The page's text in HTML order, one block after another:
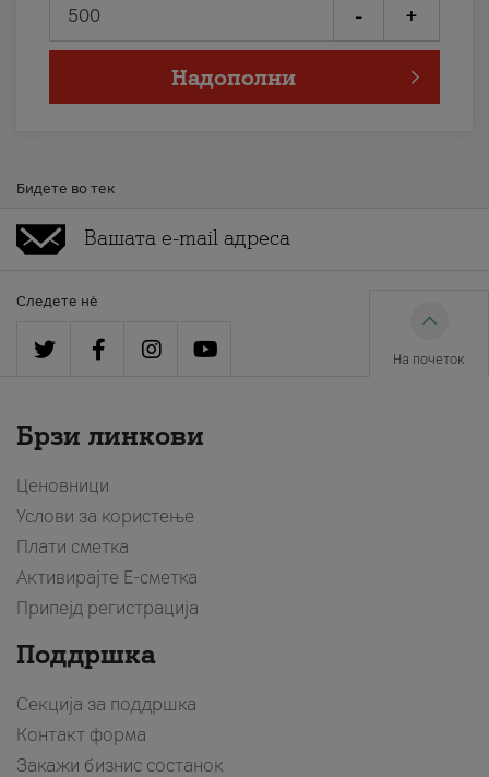
- +
Надополни
Бидете во тек
Следете нè
На почеток
Брзи линкови
Ценовници
Услови за користење
Плати сметка
Активирајте Е-сметка
Припејд регистрација
Поддршка
Секција за поддршка
Контакт форма
Закажи бизнис состанок